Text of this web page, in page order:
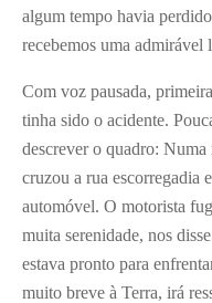
algum tempo havia
recebemos uma admirável
Com voz pausada,
tinha sido o acidente.
descrever o quadro:
cruzou a rua escorregadia
automóvel. O motorista
muita serenidade, nos
estava pronto para
muito breve à Terra, irá